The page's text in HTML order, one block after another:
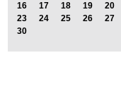
16
17 18 19 20
23
24 25 26 27
30